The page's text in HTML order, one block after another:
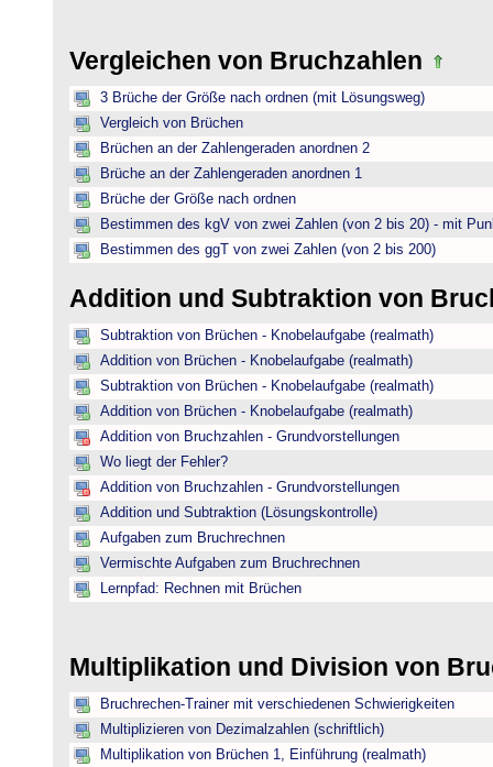
Vergleichen von Bruchzahlen
3 Brüche der Größe nach ordnen (mit Lösungsweg)
Vergleich von Brüchen
Brüchen an der Zahlengeraden anordnen 2
Brüche an der Zahlengeraden anordnen 1
Brüche der Größe nach ordnen
Bestimmen des kgV von zwei Zahlen (von 2 bis 20) - mit
Bestimmen des ggT von zwei Zahlen (von 2 bis 200)
Addition und Subtraktion von
Subtraktion von Brüchen - Knobelaufgabe (realmath)
Addition von Brüchen - Knobelaufgabe (realmath)
Subtraktion von Brüchen - Knobelaufgabe (realmath)
Addition von Brüchen - Knobelaufgabe (realmath)
Addition von Bruchzahlen - Grundvorstellungen
Wo liegt der Fehler?
Addition von Bruchzahlen - Grundvorstellungen
Addition und Subtraktion (Lösungskontrolle)
Aufgaben zum Bruchrechnen
Vermischte Aufgaben zum Bruchrechnen
Lernpfad: Rechnen mit Brüchen
Multiplikation und Division von
Bruchrechen-Trainer mit verschiedenen Schwierigkeiten
Multiplizieren von Dezimalzahlen (schriftlich)
Multiplikation von Brüchen 1, Einführung (realmath)